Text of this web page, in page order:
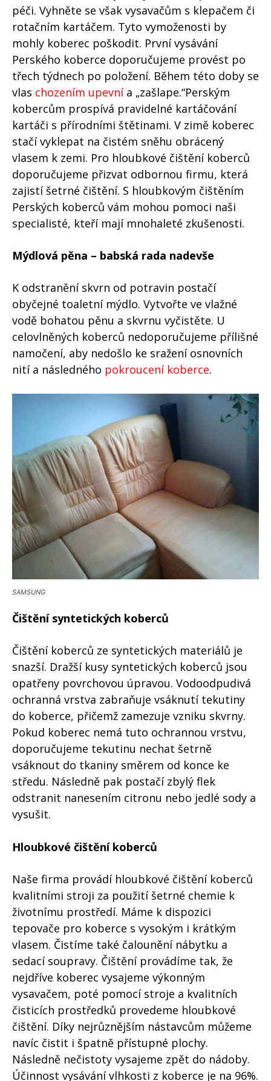
péči. Vyhněte se však vysavačům s klepačem či
rotačním kartáčem. Tyto vymoženosti by
mohly koberec poškodit. První vysávání
Perského koberce doporučujeme provést po
třech týdnech po položení. Během této doby se
vlas chozením upevnía „zašlape.“Perským
kobercům prospívá pravidelné kartáčování
kartáči s přírodními štětinami. V zimě koberec
stačí vyklepat na čistém sněhu obrácený
vlasem k zemi. Pro hloubkové čištění koberců
doporučujeme přizvat odbornou firmu, která
zajistí šetrné čištění. S hloubkovým čištěním
Perských koberců vám mohou pomoci naši
specialisté, kteří mají mnohaleté zkušenosti.
Mýdlová pěna – babská rada nadevše
K odstranění skvrn od potravin postačí
obyčejné toaletní mýdlo. Vytvořte ve vlažné
vodě bohatou pěnu a skvrnu vyčistěte. U
celovlněných koberců nedoporučujeme přílišné
namočení, aby nedošlo ke sražení osnovních
nití a následného pokroucení koberce.
SAMSUNG
Čištění syntetických koberců
Čištění koberců ze syntetických materiálů je
snazší. Dražší kusy syntetických koberců jsou
opatřeny povrchovou úpravou. Vodoodpudivá
ochranná vrstva zabraňuje vsáknutí tekutiny
do koberce, přičemž zamezuje vzniku skvrny.
Pokud koberec nemá tuto ochrannou vrstvu,
doporučujeme tekutinu nechat šetrně
vsáknout do tkaniny směrem od konce ke
středu. Následně pak postačí zbylý flek
odstranit nanesením citronu nebo jedlé sody a
vysušit.
Hloubkové čištění koberců
Naše firma provádí hloubkové čištění koberců
kvalitními stroji za použití šetrné chemie k
životnímu prostředí. Máme k dispozici
tepovače pro koberce s vysokým i krátkým
vlasem. Čistíme také čalounění nábytku a
sedací soupravy. Čištění provádíme tak, že
nejdříve koberec vysajeme výkonným
vysavačem, poté pomocí stroje a kvalitních
čisticích prostředků provedeme hloubkové
čištění. Díky nejrůznějším nástavcům můžeme
navíc čistit i špatně přístupné plochy.
Následně nečistoty vysajeme zpět do nádoby.
Účinnost vysávání vlhkosti z koberce je na 96%.